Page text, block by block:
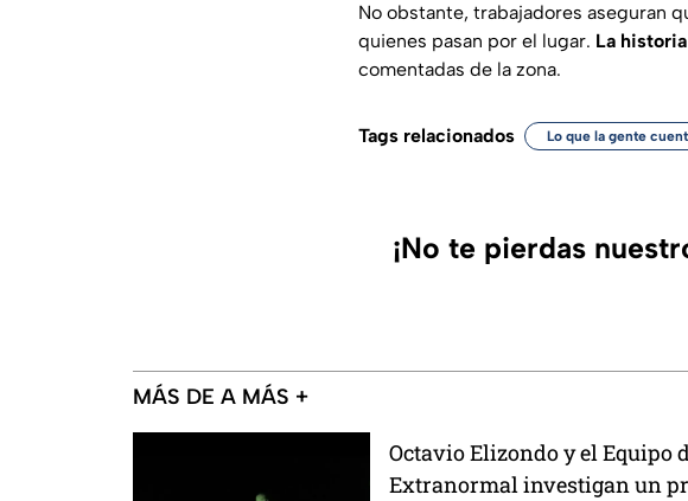
No obstante, trabajadores aseguran
quienes pasan por el lugar. La
comentadas de la zona.
Tags relacionados Lo que la gente
¡No te pierdas
MÁS DE A MÁS +
Octavio Elizondo y el Equipo
Extranormal investigan un